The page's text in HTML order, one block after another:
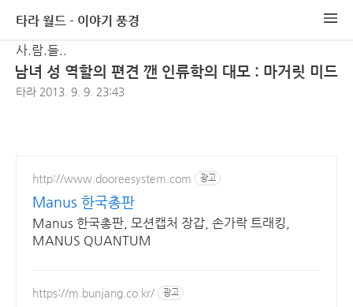
타라 월드 - 이야기 풍경
사.람.들..
남녀 성 역할의 편견 깬 인류학의 대모 : 마거릿 미드
타라 2013. 9. 9. 23:43
http://www.dooreesystem.com 광고
Manus 한국총판
Manus 한국총판, 모션캡처 장갑, 손가락 트래킹,
MANUS QUANTUM
https://m.bunjang.co.kr/ 광고